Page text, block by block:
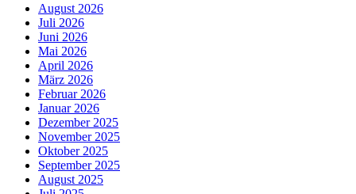
August 2026
Juli 2026
Juni 2026
Mai 2026
April 2026
März 2026
Februar 2026
Januar 2026
Dezember 2025
November 2025
Oktober 2025
September 2025
August 2025